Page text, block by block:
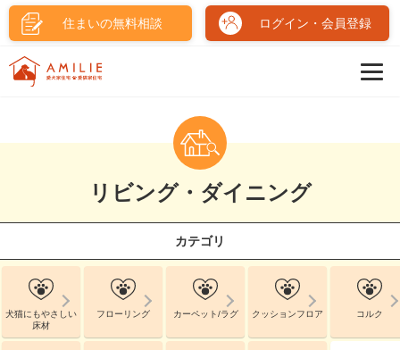
住まいの無料相談 ログイン・会員登録
リビング・ダイニング
カテゴリ
犬猫にもやさしい
床材
フローリング カーペット/ラグ クッションフロア コルク